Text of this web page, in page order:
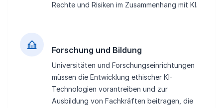
Rechte und Risiken im Zusammenhang mit KI.
Forschung und Bildung
Universitäten und Forschungseinrichtungen
müssen die Entwicklung ethischer KI-
Technologien vorantreiben und zur
Ausbildung von Fachkräften beitragen, die